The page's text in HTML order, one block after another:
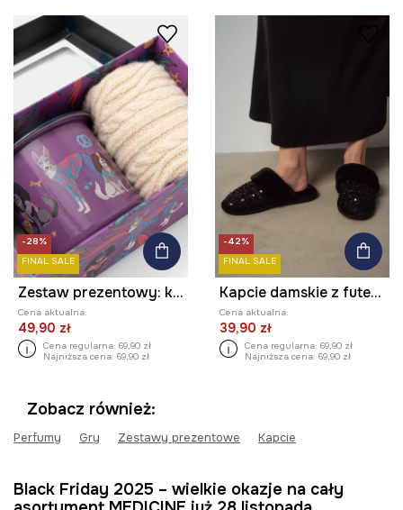
-28%
FINAL SALE
Zestaw prezentowy: kubek i skarpetki z warkoczowym splotem
Cena aktualna:
49,90 zł
Cena regularna: 69,90 zł
Najniższa cena: 69,90 zł
-42%
FINAL SALE
Kapcie damskie z futerkiem
Cena aktualna:
39,90 zł
Cena regularna: 69,90 zł
Najniższa cena: 69,90 zł
Zobacz również:
Perfumy Gry Zestawy prezentowe Kapcie
Black Friday 2025 – wielkie okazje na cały